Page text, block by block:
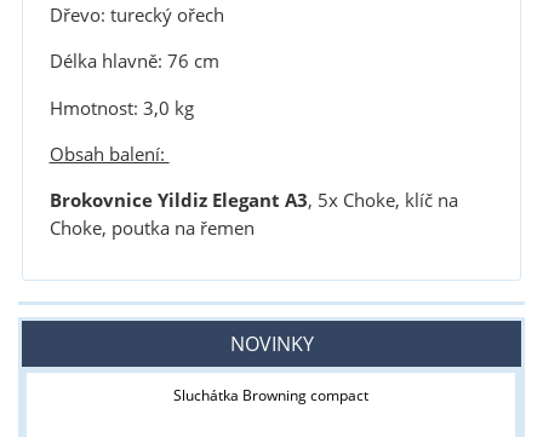
Dřevo: turecký ořech
Délka hlavně: 76 cm
Hmotnost: 3,0 kg
Obsah balení:
Brokovnice Yildiz Elegant A3, 5x Choke, klíč na
Choke, poutka na řemen
NOVINKY
Sluchátka Browning compact